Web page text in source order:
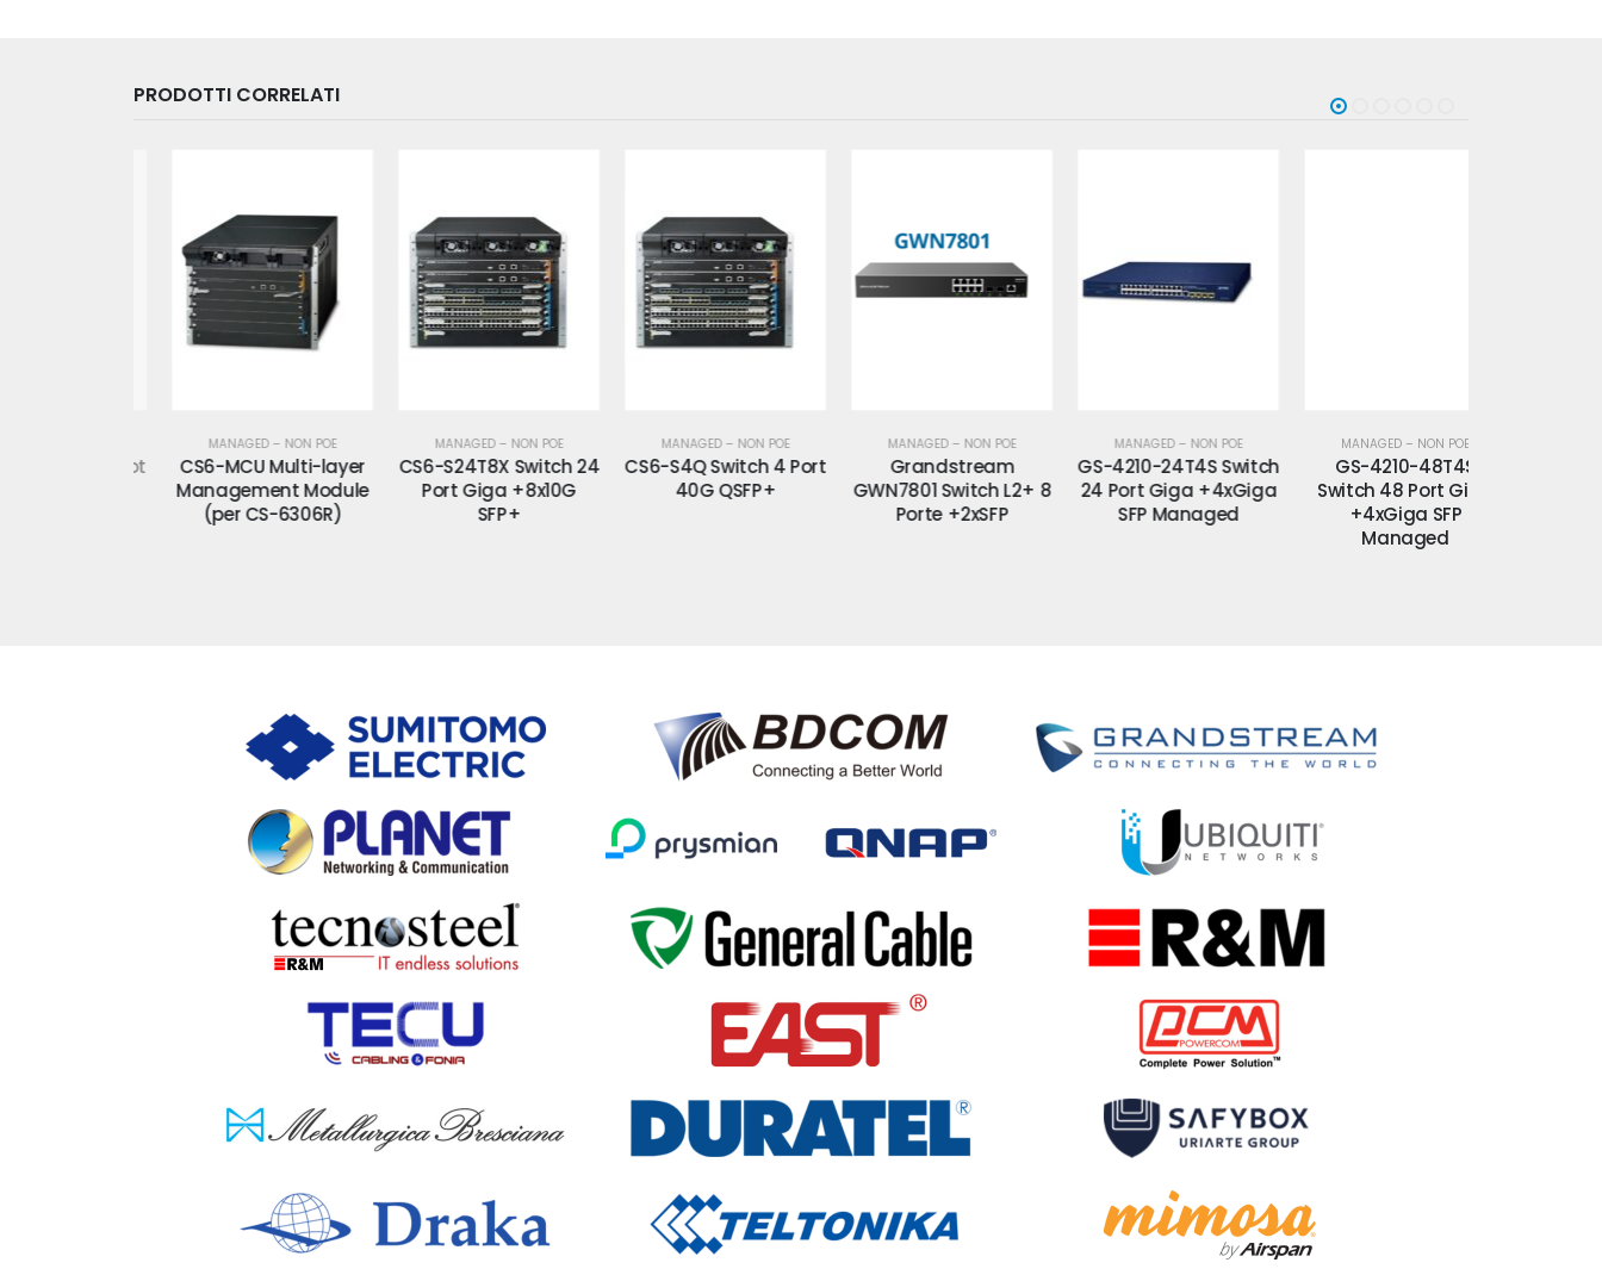
PRODOTTI CORRELATI
MANAGED – NON POE
CS6-MCU Multi-layer
Management Module
(per CS-6306R)
MANAGED – NON POE
CS6-S24T8X Switch 24
Port Giga +8x10G
SFP+
MANAGED – NON POE
CS6-S4Q Switch 4 Port
40G QSFP+
MANAGED – NON POE
Grandstream
GWN7801 Switch L2+ 8
Porte +2xSFP
MANAGED – NON POE
GS-4210-24T4S Switch
24 Port Giga +4xGiga
SFP Managed
MANAGED – NON POE
GS-4210-48T4S
Switch 48 Port Giga
+4xGiga SFP
Managed